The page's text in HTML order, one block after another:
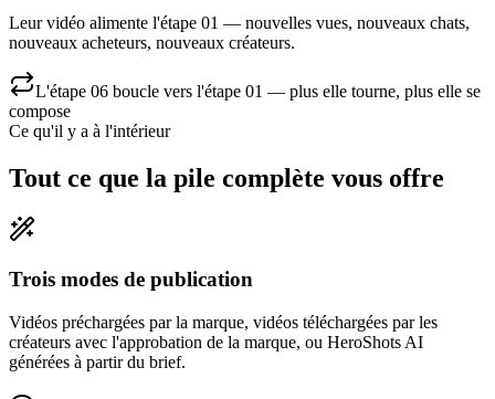
Leur vidéo alimente l'étape 01 — nouvelles vues, nouveaux chats,
nouveaux acheteurs, nouveaux créateurs.
L'étape 06 boucle vers l'étape 01 — plus elle tourne, plus elle se
compose
Ce qu'il y a à l'intérieur
Tout ce que la pile complète vous offre
Trois modes de publication
Vidéos préchargées par la marque, vidéos téléchargées par les
créateurs avec l'approbation de la marque, ou HeroShots AI
générées à partir du brief.